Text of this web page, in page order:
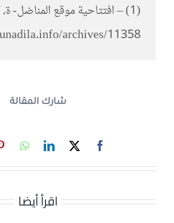
archives/11358.
شارك المقالة
اقرأ أيضا